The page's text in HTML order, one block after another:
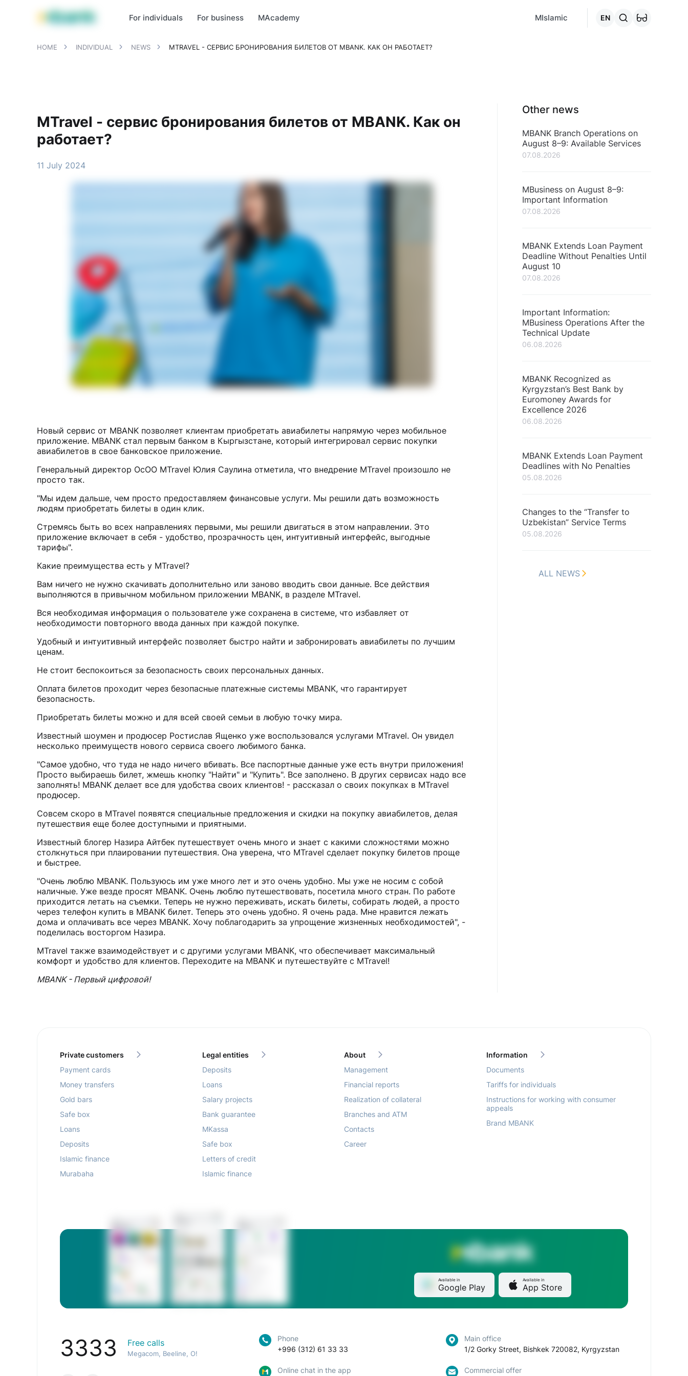
MBANK Products MJunior
For individuals For business MAcademy MIslamic EN
HOME INDIVIDUAL NEWS MTRAVEL - СЕРВИС БРОНИРОВАНИЯ БИЛЕТОВ ОТ MBANK. КАК ОН РАБОТАЕТ?
MTravel - сервис бронирования билетов от MBANK. Как он
работает?
11 July 2024
Новый сервис от MBANK позволяет клиентам приобретать авиабилеты напрямую через мобильное
приложение. MBANK стал первым банком в Кыргызстане, который интегрировал сервис покупки
авиабилетов в свое банковское приложение.
Генеральный директор ОсОО MTravel Юлия Саулина отметила, что внедрение MTravel произошло не
просто так.
"Мы идем дальше, чем просто предоставляем финансовые услуги. Мы решили дать возможность
людям приобретать билеты в один клик.
Стремясь быть во всех направлениях первыми, мы решили двигаться в этом направлении. Это
приложение включает в себя - удобство, прозрачность цен, интуитивный интерфейс, выгодные
тарифы".
Какие преимущества есть у MTravel?
Вам ничего не нужно скачивать дополнительно или заново вводить свои данные. Все действия
выполняются в привычном мобильном приложении MBANK, в разделе MTravel.
Вся необходимая информация о пользователе уже сохранена в системе, что избавляет от
необходимости повторного ввода данных при каждой покупке.
Удобный и интуитивный интерфейс позволяет быстро найти и забронировать авиабилеты по лучшим
ценам.
Не стоит беспокоиться за безопасность своих персональных данных.
Оплата билетов проходит через безопасные платежные системы MBANK, что гарантирует
безопасность.
Приобретать билеты можно и для всей своей семьи в любую точку мира.
Известный шоумен и продюсер Ростислав Ященко уже воспользовался услугами MTravel. Он увидел
несколько преимуществ нового сервиса своего любимого банка.
"Самое удобно, что туда не надо ничего вбивать. Все паспортные данные уже есть внутри приложения!
Просто выбираешь билет, жмешь кнопку "Найти" и "Купить". Все заполнено. В других сервисах надо все
заполнять! MBANK делает все для удобства своих клиентов! - рассказал о своих покупках в MTravel
продюсер.
Совсем скоро в MTravel появятся специальные предложения и скидки на покупку авиабилетов, делая
путешествия еще более доступными и приятными.
Известный блогер Назира Айтбек путешествует очень много и знает с какими сложностями можно
столкнуться при плаировании путешествия. Она уверена, что MTravel сделает покупку билетов проще
и быстрее.
"Очень люблю MBANK. Пользуюсь им уже много лет и это очень удобно. Мы уже не носим с собой
наличные. Уже везде просят MBANK. Очень люблю путешествовать, посетила много стран. По работе
приходится летать на съемки. Теперь не нужно переживать, искать билеты, собирать людей, а просто
через телефон купить в MBANK билет. Теперь это очень удобно. Я очень рада. Мне нравится лежать
дома и оплачивать все через MBANK. Хочу поблагодарить за упрощение жизненных необходимостей", -
поделилась восторгом Назира.
MTravel также взаимодействует и с другими услугами MBANK, что обеспечивает максимальный
комфорт и удобство для клиентов. Переходите на MBANK и путешествуйте с MTravel!
MBANK - Первый цифровой!
Other news
MBANK Branch Operations on
August 8–9: Available Services
07.08.2026
MBusiness on August 8–9:
Important Information
07.08.2026
MBANK Extends Loan Payment
Deadline Without Penalties Until
August 10
07.08.2026
Important Information:
MBusiness Operations After the
Technical Update
06.08.2026
MBANK Recognized as
Kyrgyzstan’s Best Bank by
Euromoney Awards for
Excellence 2026
06.08.2026
MBANK Extends Loan Payment
Deadlines with No Penalties
05.08.2026
Changes to the “Transfer to
Uzbekistan” Service Terms
05.08.2026
ALL NEWS
Private customers
Payment cards
Money transfers
Gold bars
Safe box
Loans
Deposits
Islamic finance
Murabaha
Legal entities
Deposits
Loans
Salary projects
Bank guarantee
MKassa
Safe box
Letters of credit
Islamic finance
About
Management
Financial reports
Realization of collateral
Branches and ATM
Contacts
Career
Information
Documents
Tariffs for individuals
Instructions for working with consumer
appeals
Brand MBANK
Available in
Google Play
Available in
App Store
3333 Free calls
Megacom, Beeline, O!
Phone
+996 (312) 61 33 33
Online chat in the app
Main office
1/2 Gorky Street, Bishkek 720082, Kyrgyzstan
Commercial offer